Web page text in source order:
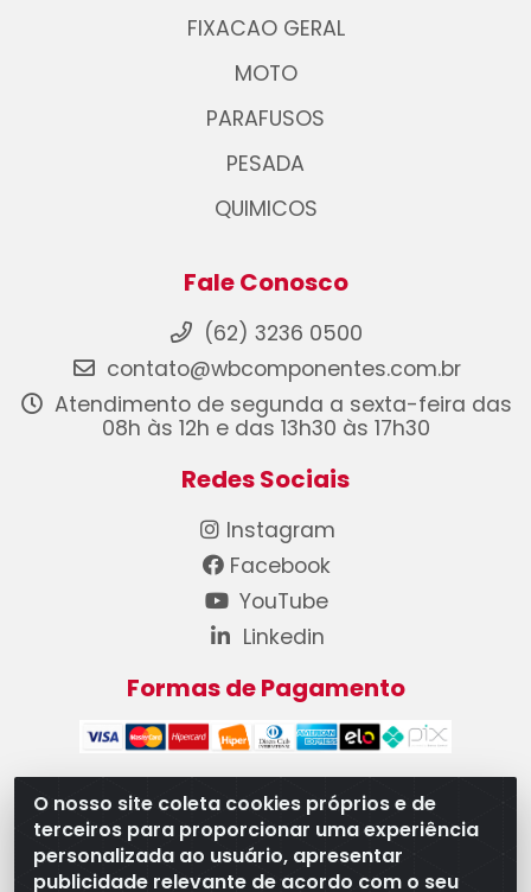
O nosso site coleta cookies próprios e de
terceiros para proporcionar uma experiência
personalizada ao usuário, apresentar
publicidade relevante de acordo com o seu
FIXACAO GERAL
MOTO
PARAFUSOS
PESADA
QUIMICOS
Fale Conosco
(62) 3236 0500
contato@wbcomponentes.com.br
Atendimento de segunda a sexta-feira das
08h às 12h e das 13h30 às 17h30
Redes Sociais
Instagram
Facebook
YouTube
Linkedin
Formas de Pagamento
WB Componentes Automotivos LTDA - CNPJ
08.528.393/0001-12 - Rua do Níquel, 667 - Parque
Oeste Industrial, Goiânia/GO - CEP 74375-660